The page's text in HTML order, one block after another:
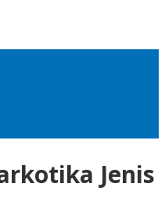
Jenis